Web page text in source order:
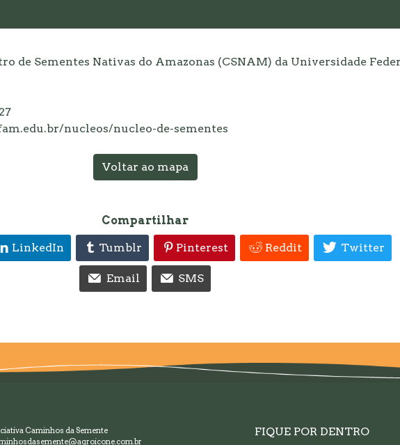
de Sementes Nativas do Amazonas (CSNAM) da Universidade
nucleos/nucleo-de-sementes
Voltar ao mapa
Compartilhar
LinkedIn Tumblr Pinterest Reddit Twitter
Email SMS
Caminhos da Semente
FIQUE POR DENTRO